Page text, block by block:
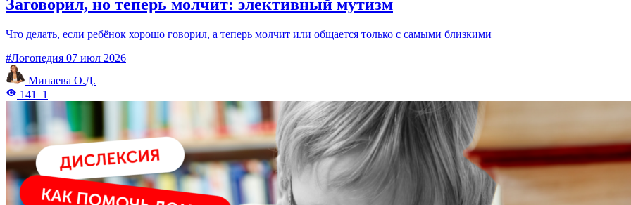
Заговорил, но теперь молчит: элективный мутизм
Что делать, если ребёнок хорошо говорил, а теперь молчит или общается только с самыми близкими
#Логопедия 07 июл 2026
Минаева О.Д.
141
1